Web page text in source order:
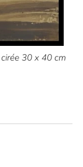
30 x 40 cm